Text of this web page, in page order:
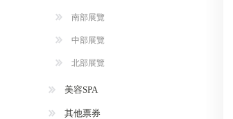
南部展覽
中部展覽
北部展覽
美容SPA
其他票券